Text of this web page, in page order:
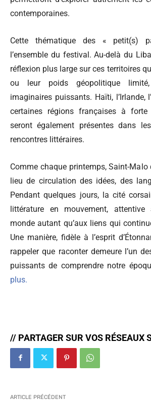
contemporaines.
Cette thématique des « petit(s)
l’ensemble du festival. Au-delà du
réflexion plus large sur ces territoires
ou leur poids géopolitique
imaginaires puissants. Haïti, l’Irlande,
certaines régions françaises à forte
seront également présentes dans
rencontres littéraires.
Comme chaque printemps, Saint-
lieu de circulation des idées, des
Pendant quelques jours, la cité
littérature en mouvement,
monde autant qu’aux liens qui
Une manière, fidèle à l’esprit
rappeler que raconter demeure l’un
puissants de comprendre notre
plus.
// PARTAGER SUR VOS RÉSEAUX
ARTICLE PRÉCÉDENT